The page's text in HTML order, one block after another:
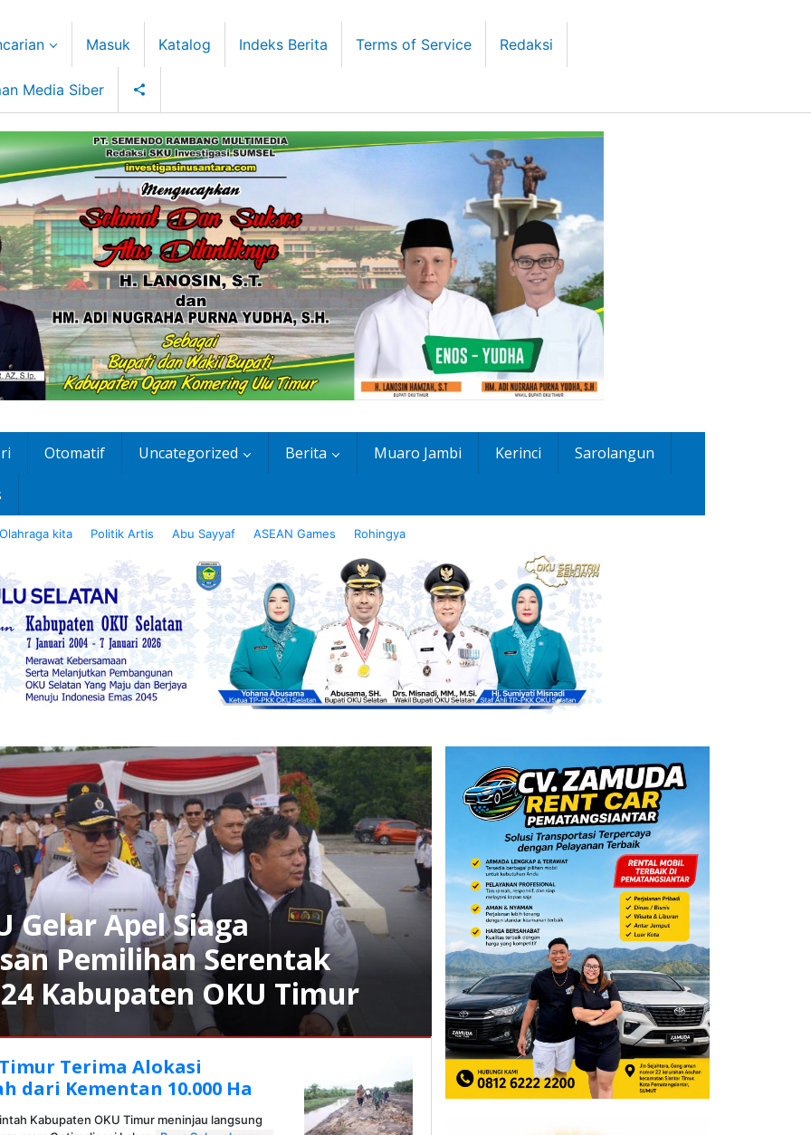
Masuk Katalog Indeks Berita Terms of Service Redaksi
Media Siber
Otomatif Uncategorized Berita Muaro Jambi Kerinci Sarolangun
Olahraga kita Politik Artis Abu Sayyaf ASEAN Games Rohingya
Gelar Apel Siaga
Pemilihan Serentak
Kabupaten OKU Timur
Terima Alokasi
dari Kementan 10.000 Ha
Kabupaten OKU Timur meninjau langsung